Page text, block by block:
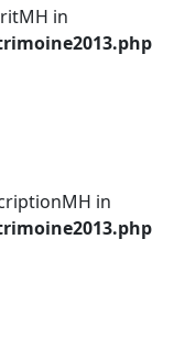
in
in